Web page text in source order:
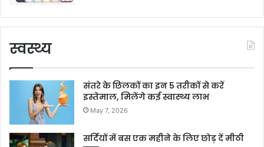
स्वस्थ्य
संतरे के छिलकों का इन 5 तरीकों से करें
इस्तेमाल, मिलेंगे कई स्वास्थ्य लाभ
May 7, 2026
सर्दियों में बस एक महीने के लिए छोड़ दें मीठी